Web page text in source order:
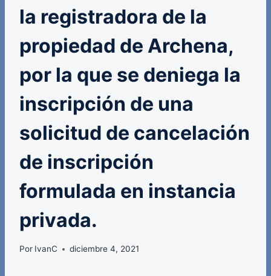
la registradora de la
propiedad de Archena,
por la que se deniega la
inscripción de una
solicitud de cancelación
de inscripción
formulada en instancia
privada.
Por IvanC diciembre 4, 2021